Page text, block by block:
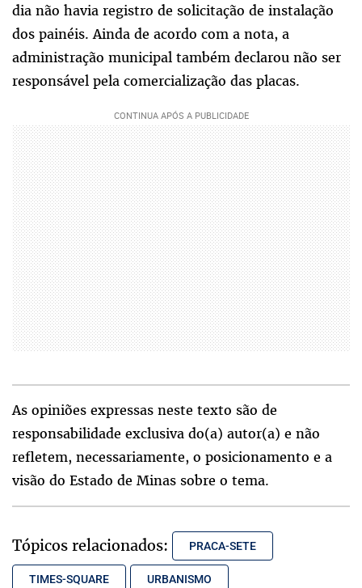
dia não havia registro de solicitação de instalação
dos painéis. Ainda de acordo com a nota, a
administração municipal também declarou não ser
responsável pela comercialização das placas.
As opiniões expressas neste texto são de
responsabilidade exclusiva do(a) autor(a) e não
refletem, necessariamente, o posicionamento e a
visão do Estado de Minas sobre o tema.
Tópicos relacionados: PRACA-SETE
TIMES-SQUARE URBANISMO